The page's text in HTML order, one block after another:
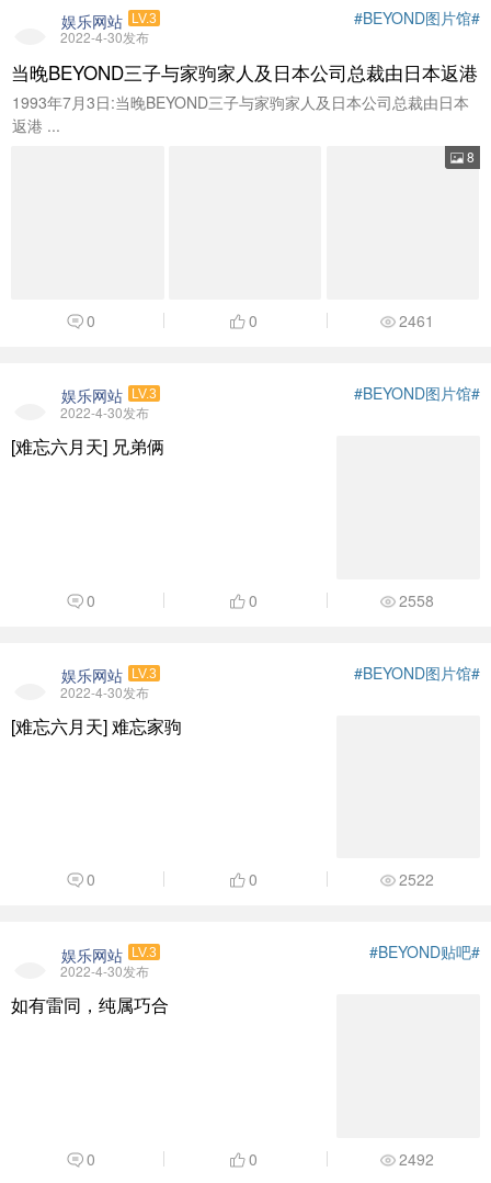
娱乐网站 LV.3
2022-4-30发布
#BEYOND图片馆#
当晚BEYOND三子与家驹家人及日本公司总裁由日本返港
1993年7月3日:当晚BEYOND三子与家驹家人及日本公司总裁由日本
返港 ...
8
0 0 2461
娱乐网站 LV.3
2022-4-30发布
#BEYOND图片馆#
[难忘六月天] 兄弟俩
0 0 2558
娱乐网站 LV.3
2022-4-30发布
#BEYOND图片馆#
[难忘六月天] 难忘家驹
0 0 2522
娱乐网站 LV.3
2022-4-30发布
#BEYOND贴吧#
如有雷同，纯属巧合
0 0 2492